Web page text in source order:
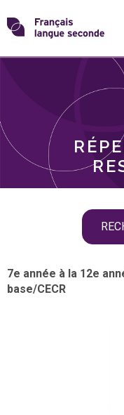
Skip
toTransformons
langue
THÈMES
7e année à la 12e
base/CECR